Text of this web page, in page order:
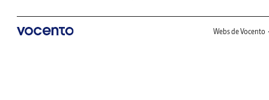
Webs de Vocento